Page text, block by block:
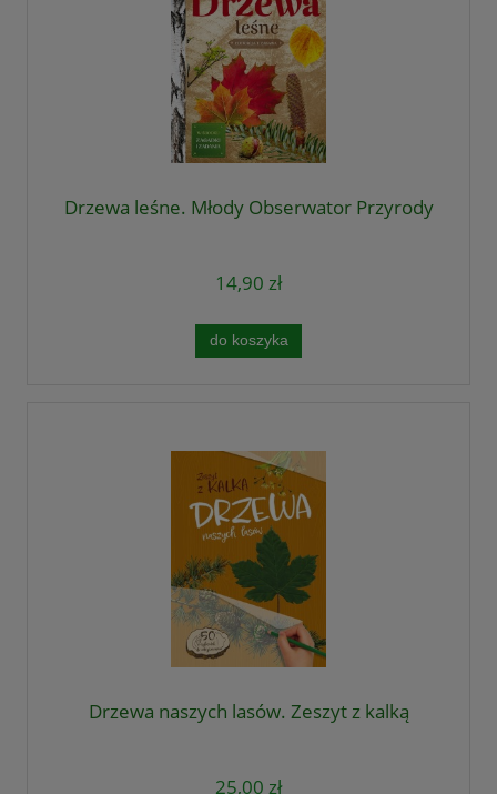
Drzewa leśne. Młody Obserwator Przyrody
14,90 zł
do koszyka
Drzewa naszych lasów. Zeszyt z kalką
25,00 zł